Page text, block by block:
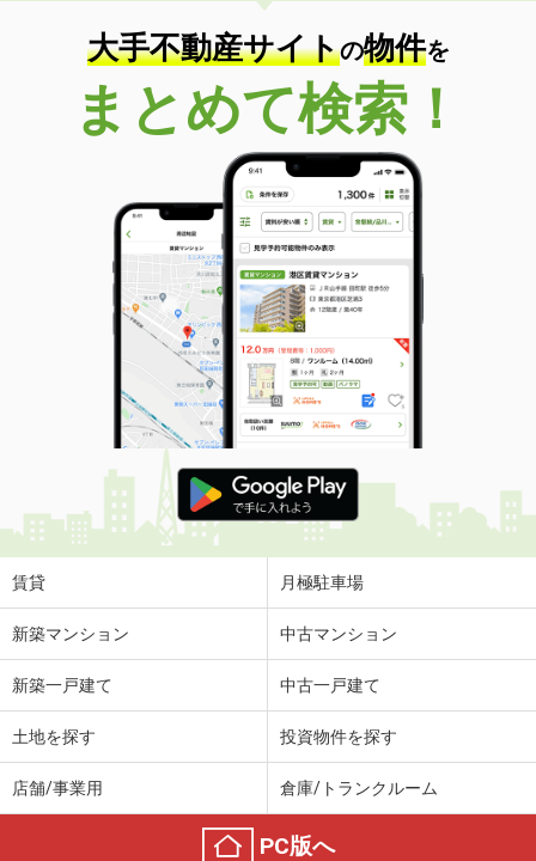
大手不動産サイトの物件を
まとめて検索！
賃貸 月極駐車場
新築マンション 中古マンション
新築一戸建て 中古一戸建て
土地を探す 投資物件を探す
店舗/事業用 倉庫/トランクルーム
PC版へ